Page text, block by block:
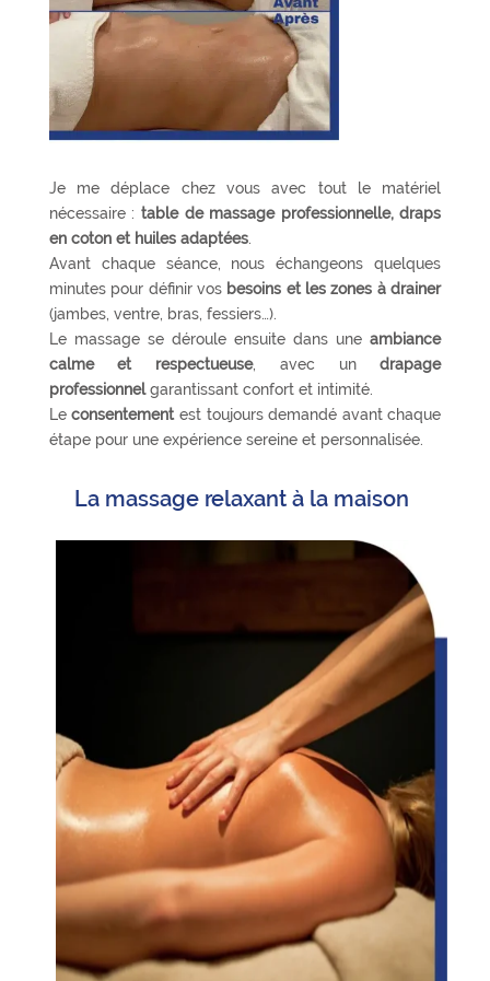
Je me déplace chez vous avec tout le matériel
nécessaire : table de massage professionnelle, draps
en coton et huiles adaptées.
Avant chaque séance, nous échangeons quelques
minutes pour définir vos besoins et les zones à drainer
(jambes, ventre, bras, fessiers…).
Le massage se déroule ensuite dans uneambiance
calme et respectueuse, avec undrapage
professionnelgarantissant confort et intimité.
Leconsentementest toujours demandé avant chaque
étape pour une expérience sereine et personnalisée.
La massage relaxant à la maison